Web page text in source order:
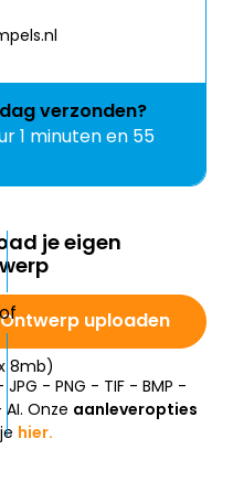
verzonden?
1 minuten en 55
je eigen
Ontwerp uploaden
8mb)
JPG - PNG - TIF - BMP -
AI. Onze aanleveropties
hier.